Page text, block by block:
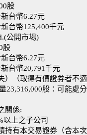
股
台幣6.27元
台幣125,400千元
公開市場)
股
台幣6.27元
台幣20,791千元
）（取得有價證券者不
23,316,000股：可能處
關係:
以上之子公司
持有本交易證券（含本